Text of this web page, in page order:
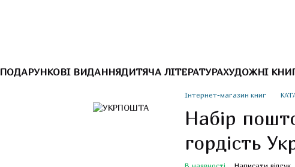
ПОДАРУНКОВІ ВИДАННЯДИТЯЧА ЛІТЕРАТУРАХУДОЖНІ
Інтернет-магазин книг
Набір
гордість